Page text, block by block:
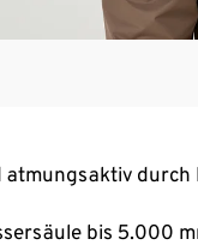
atmungsaktiv
bis 5.000